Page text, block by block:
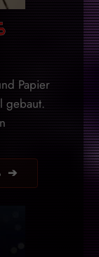
Papier
gebaut.
➔